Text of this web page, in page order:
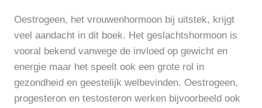
Oestrogeen, het vrouwenhormoon bij uitstek, krijgt
veel aandacht in dit boek. Het geslachtshormoon is
vooral bekend vanwege de invloed op gewicht en
energie maar het speelt ook een grote rol in
gezondheid en geestelijk welbevinden. Oestrogeen,
progesteron en testosteron werken bijvoorbeeld ook